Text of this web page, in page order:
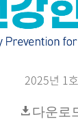
2025년 1호
다운로